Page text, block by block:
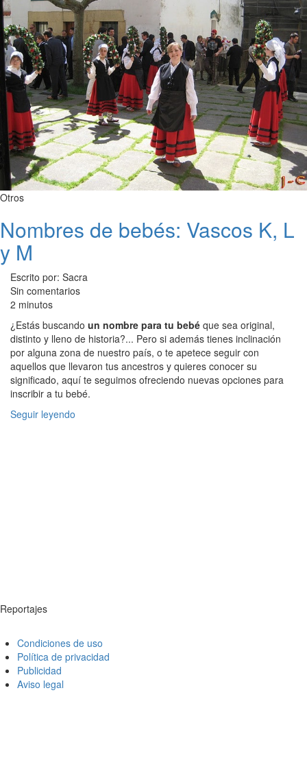
Otros
Nombres de bebés: Vascos K, L
y M
Escrito por: Sacra
Sin comentarios
2 minutos
¿Estás buscando un nombre para tu bebé que sea original,
distinto y lleno de historia?... Pero si además tienes inclinación
por alguna zona de nuestro país, o te apetece seguir con
aquellos que llevaron tus ancestros y quieres conocer su
significado, aquí te seguimos ofreciendo nuevas opciones para
inscribir a tu bebé.
Seguir leyendo
Reportajes
Condiciones de uso
Política de privacidad
Publicidad
Aviso legal